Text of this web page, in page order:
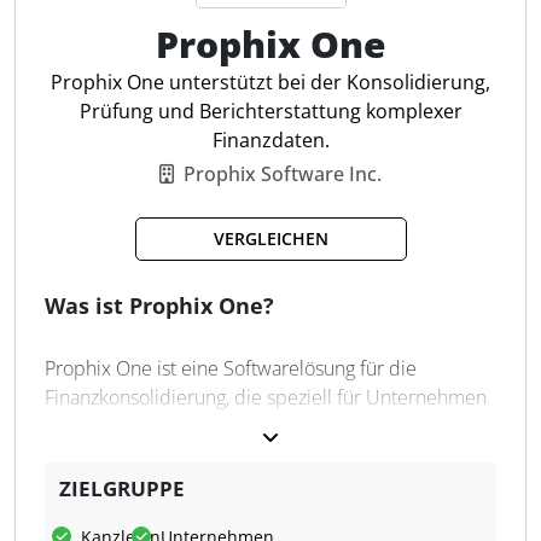
Gesamtüberblick über die Unternehmenssituation
und eine Entlastung des Arbeitsalltags.
Schuldenkonsolidierung
Goodwill-Verrechnung
Automatisierte Workflows
Intercompany-Abstimmung
Aufwands-/Ertragsabgleich
Kapital-Konsolidierung
Prüfpfade & Dokumentation
Prophix One
Prophix One unterstützt bei der Konsolidierung,
Prüfung und Berichterstattung komplexer
Finanzdaten.
Prophix Software Inc.
VERGLEICHEN
Was ist Prophix One?
Prophix One ist eine Softwarelösung für die
Finanzkonsolidierung, die speziell für Unternehmen
entwickelt wurde, die Finanzdaten aus
zusammenführen müssen. Die Anwendung
ZIELGRUPPE